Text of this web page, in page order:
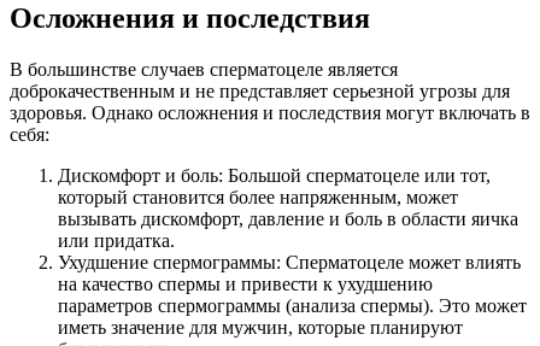
Осложнения и последствия
В большинстве случаев сперматоцеле является
доброкачественным и не представляет серьезной угрозы для
здоровья. Однако осложнения и последствия могут включать в
себя:
Дискомфорт и боль: Большой сперматоцеле или тот,
который становится более напряженным, может
вызывать дискомфорт, давление и боль в области яичка
или придатка.
Ухудшение спермограммы: Сперматоцеле может влиять
на качество спермы и привести к ухудшению
параметров спермограммы (анализа спермы). Это может
иметь значение для мужчин, которые планируют